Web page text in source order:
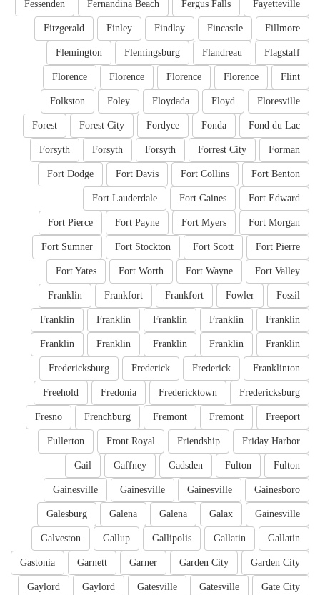
Fayetteville
Fergus Falls
Fernandina Beach
Fessenden
Fillmore
Fincastle
Findlay
Finley
Fitzgerald
Flagstaff
Flandreau
Flemingsburg
Flemington
Flint
Florence
Florence
Florence
Florence
Floresville
Floyd
Floydada
Foley
Folkston
Fond du Lac
Fonda
Fordyce
Forest City
Forest
Forman
Forrest City
Forsyth
Forsyth
Forsyth
Fort Benton
Fort Collins
Fort Davis
Fort Dodge
Fort Edward
Fort Gaines
Fort Lauderdale
Fort Morgan
Fort Myers
Fort Payne
Fort Pierce
Fort Pierre
Fort Scott
Fort Stockton
Fort Sumner
Fort Valley
Fort Wayne
Fort Worth
Fort Yates
Fossil
Fowler
Frankfort
Frankfort
Franklin
Franklin
Franklin
Franklin
Franklin
Franklin
Franklin
Franklin
Franklin
Franklin
Franklin
Franklinton
Frederick
Frederick
Fredericksburg
Fredericksburg
Fredericktown
Fredonia
Freehold
Freeport
Fremont
Fremont
Frenchburg
Fresno
Friday Harbor
Friendship
Front Royal
Fullerton
Fulton
Fulton
Gadsden
Gaffney
Gail
Gainesboro
Gainesville
Gainesville
Gainesville
Gainesville
Galax
Galena
Galena
Galesburg
Gallatin
Gallatin
Gallipolis
Gallup
Galveston
Garden City
Garden City
Garner
Garnett
Gastonia
Gate City
Gatesville
Gatesville
Gaylord
Gaylord